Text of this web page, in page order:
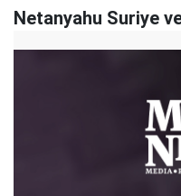
Netanyahu Suriye